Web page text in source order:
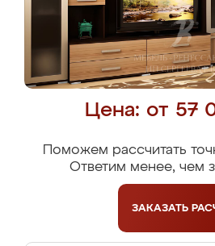
Цена: от 57
Поможем рассчитать
Ответим менее, чем
ЗАКАЗАТЬ